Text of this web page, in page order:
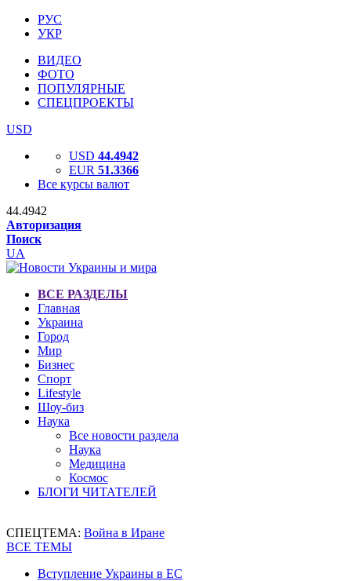
РУС
УКР
ВИДЕО
ФОТО
ПОПУЛЯРНЫЕ
СПЕЦПРОЕКТЫ
USD
USD 44.4942
EUR 51.3366
Все курсы валют
44.4942
Авторизация
Поиск
UA
ВСЕ РАЗДЕЛЫ
Главная
Украина
Город
Мир
Бизнес
Спорт
Lifestyle
Шоу-биз
Наука
Все новости раздела
Наука
Медицина
Космос
БЛОГИ ЧИТАТЕЛЕЙ
СПЕЦТЕМА: Война в Иране
ВСЕ ТЕМЫ
Вступление Украины в ЕС